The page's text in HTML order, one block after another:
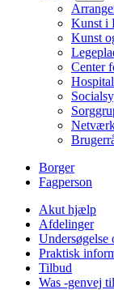
Kunst i
Kunst
Center
Borger
Fagperson
Akut hjælp
Afdelinger
Undersøgelse
Praktisk
Tilbud
Was -genvej